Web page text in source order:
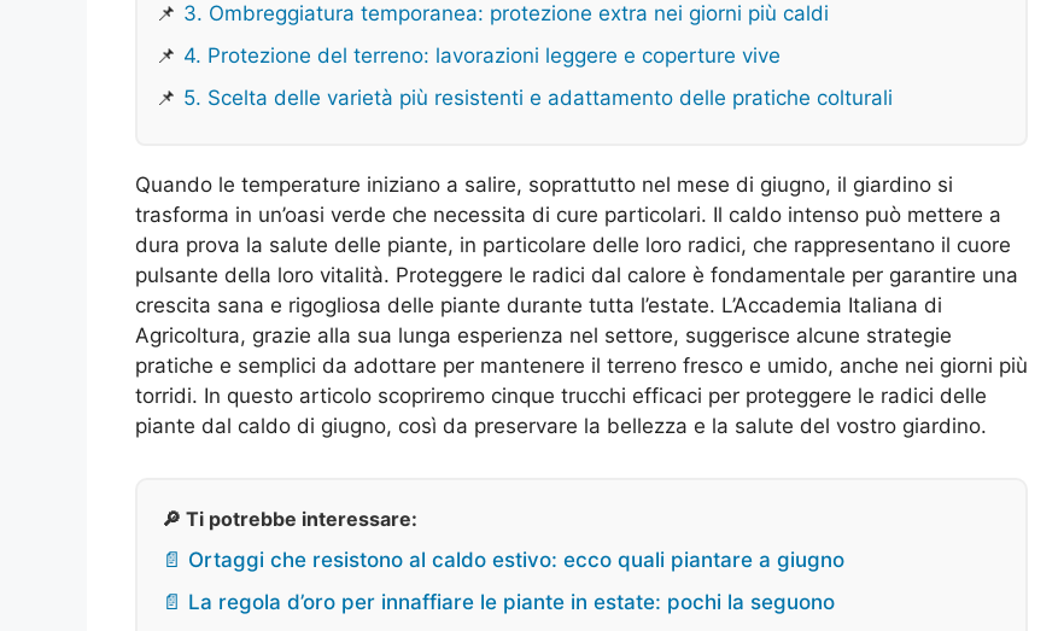
📌 3. Ombreggiatura temporanea: protezione extra nei giorni più caldi
📌 4. Protezione del terreno: lavorazioni leggere e coperture vive
📌 5. Scelta delle varietà più resistenti e adattamento delle pratiche colturali
Quando le temperature iniziano a salire, soprattutto nel mese di giugno, il giardino si
trasforma in un’oasi verde che necessita di cure particolari. Il caldo intenso può mettere a
dura prova la salute delle piante, in particolare delle loro radici, che rappresentano il cuore
pulsante della loro vitalità. Proteggere le radici dal calore è fondamentale per garantire una
crescita sana e rigogliosa delle piante durante tutta l’estate. L’Accademia Italiana di
Agricoltura, grazie alla sua lunga esperienza nel settore, suggerisce alcune strategie
pratiche e semplici da adottare per mantenere il terreno fresco e umido, anche nei giorni più
torridi. In questo articolo scopriremo cinque trucchi efficaci per proteggere le radici delle
piante dal caldo di giugno, così da preservare la bellezza e la salute del vostro giardino.
🔎 Ti potrebbe interessare:
📄 Ortaggi che resistono al caldo estivo: ecco quali piantare a giugno
📄 La regola d’oro per innaffiare le piante in estate: pochi la seguono